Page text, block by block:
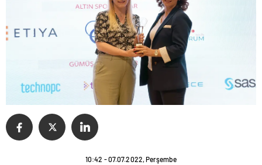
10:42 - 07.07.2022, Perşembe